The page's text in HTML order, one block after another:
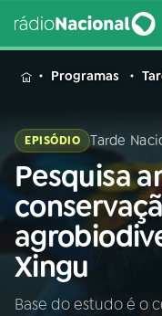
MENU
Buscar
na
Rádio
Nacional
Programas
EPISÓDIO Tarde
Pesquisa
Xingu
Base do estudo é o